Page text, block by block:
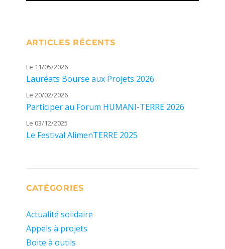
ARTICLES RÉCENTS
Le 11/05/2026
Lauréats Bourse aux Projets 2026
Le 20/02/2026
Participer au Forum HUMANI-TERRE 2026
Le 03/12/2025
Le Festival AlimenTERRE 2025
CATÉGORIES
Actualité solidaire
Appels à projets
Boite à outils